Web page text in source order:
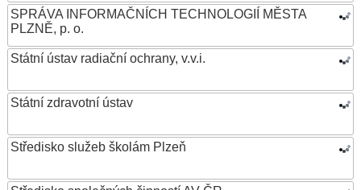
SPRÁVA INFORMAČNÍCH TECHNOLOGIÍ MĚSTA
PLZNĚ, p. o.
Státní ústav radiační ochrany, v.v.i.
Státní zdravotní ústav
Středisko služeb školám Plzeň